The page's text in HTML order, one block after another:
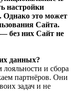
настройки
Однако это может
Сайта.
без них Сайт не
данных?
и сбора
партнёров. Они
задач и не